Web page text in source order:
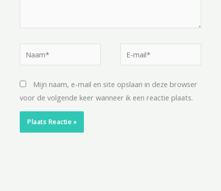
mail*
Mijn naam, e-mail en site opslaan in deze browser
voor de volgende keer wanneer ik een reactie plaats.